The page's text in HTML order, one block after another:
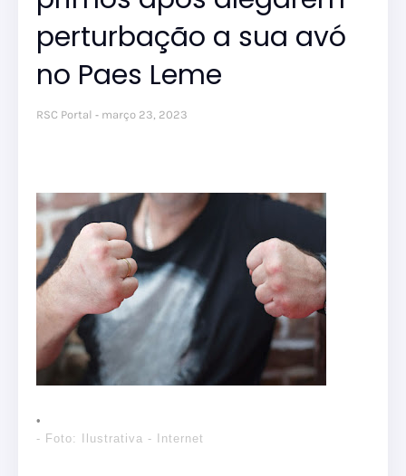
perturbação a sua avó
no Paes Leme
RSC Portal março 23, 2023
- Foto: Ilustrativa - Internet